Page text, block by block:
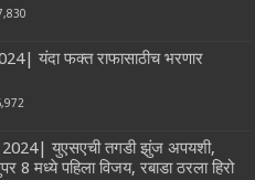
यंदा फक्त राफासाठीच भरणार
युएसएची तगडी झुंज अपयशी,
8 मध्ये पहिला विजय, रबाडा ठरला हिरो